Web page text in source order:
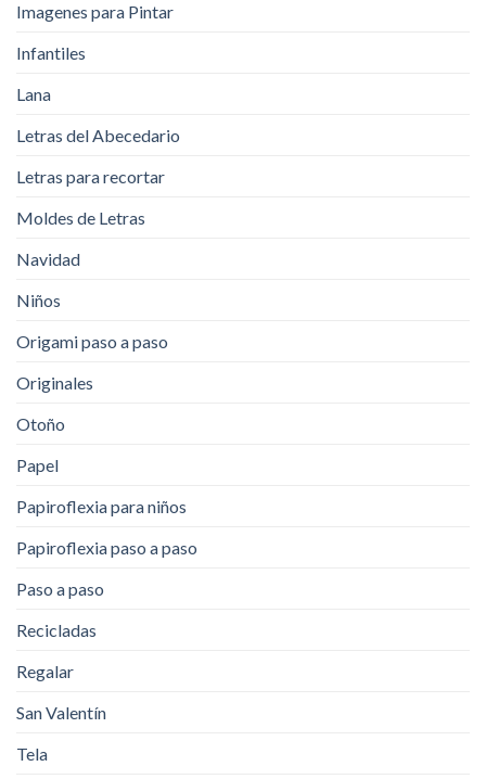
Imagenes para Pintar
Infantiles
Lana
Letras del Abecedario
Letras para recortar
Moldes de Letras
Navidad
Niños
Origami paso a paso
Originales
Otoño
Papel
Papiroflexia para niños
Papiroflexia paso a paso
Paso a paso
Recicladas
Regalar
San Valentín
Tela